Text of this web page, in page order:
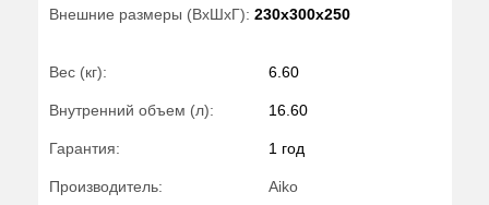
Внешние размеры (ВхШхГ): 230x300x250
Вес (кг): 6.60
Внутренний объем (л): 16.60
Гарантия: 1 год
Производитель: Aiko